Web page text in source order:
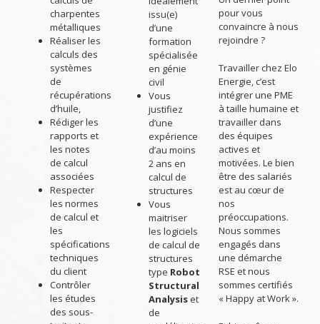
charpentes
métalliques
Réaliser les
calculs des
systèmes
de
récupérations
d’huile,
Rédiger les
rapports et
les notes
de calcul
associées
Respecter
les normes
de calcul et
les
spécifications
techniques
du client
Contrôler
les études
des sous-
issu(e)
d’une
formation
spécialisée
en génie
civil
Vous
justifiez
d’une
expérience
d’au moins
2 ans en
calcul de
structures
Vous
maitriser
les logiciels
de calcul de
structures
type Robot
Structural
Analysiset
de
pour vous
convaincre à nous
rejoindre ?
Travailler chez Elo
Energie, c’est
intégrer une PME
à taille humaine et
travailler dans
des équipes
actives et
motivées. Le bien
être des salariés
est au cœur de
nos
préoccupations.
Nous sommes
engagés dans
une démarche
RSE et nous
sommes certifiés
« Happy at Work ».